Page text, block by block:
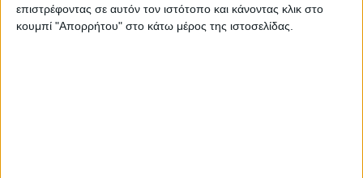
επιστρέφοντας σε αυτόν τον ιστότοπο και κάνοντας κλικ στο
κουμπί "Απορρήτου" στο κάτω μέρος της ιστοσελίδας.
ΠΡΟΗΓΟΥΜΕΝΟ ΑΡΘΡΟ
ΣΟΚ στα Τρίκαλα. Πέθανε ο
ΕΠΟΜΕΝΟ ΑΡΘΡΟ
31 συμβασιούχοι για τις